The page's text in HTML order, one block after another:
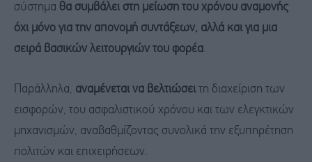
σύστημα θα συμβάλει στη μείωση του χρόνου αναμονής
όχι μόνο για την απονομή συντάξεων, αλλά και για μια
σειρά βασικών λειτουργιών του φορέα.
Παράλληλα, αναμένεται να βελτιώσειτη διαχείριση των
εισφορών, του ασφαλιστικού χρόνου και των ελεγκτικών
μηχανισμών, αναβαθμίζοντας συνολικά την εξυπηρέτηση
πολιτών και επιχειρήσεων.